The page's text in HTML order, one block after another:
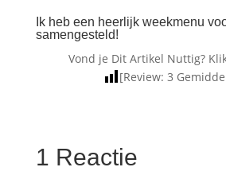
Ik heb een heerlijk weekmenu
samengesteld!
Vond je Dit Artikel Nuttig?
[Review:3
1 Reactie